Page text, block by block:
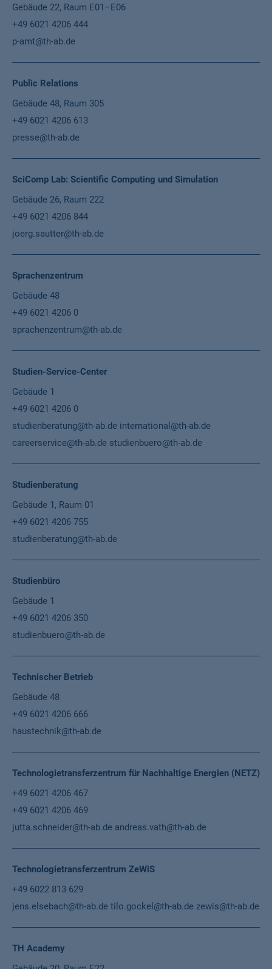
Gebäude 22, Raum E01–E06
+49 6021 4206 444
p-amt@th-ab.de
Public Relations
Gebäude 48, Raum 305
+49 6021 4206 613
presse@th-ab.de
SciComp Lab: Scientific Computing und Simulation
Gebäude 26, Raum 222
+49 6021 4206 844
joerg.sautter@th-ab.de
Sprachenzentrum
Gebäude 48
+49 6021 4206 0
sprachenzentrum@th-ab.de
Studien-Service-Center
Gebäude 1
+49 6021 4206 0
studienberatung@th-ab.de international@th-ab.de
careerservice@th-ab.de studienbuero@th-ab.de
Studienberatung
Gebäude 1, Raum 01
+49 6021 4206 755
studienberatung@th-ab.de
Studienbüro
Gebäude 1
+49 6021 4206 350
studienbuero@th-ab.de
Technischer Betrieb
Gebäude 48
+49 6021 4206 666
haustechnik@th-ab.de
Technologietransferzentrum für Nachhaltige Energien (NETZ)
+49 6021 4206 467
+49 6021 4206 469
jutta.schneider@th-ab.de andreas.vath@th-ab.de
Technologietransferzentrum ZeWiS
+49 6022 813 629
jens.elsebach@th-ab.de tilo.gockel@th-ab.de zewis@th-ab.de
TH Academy